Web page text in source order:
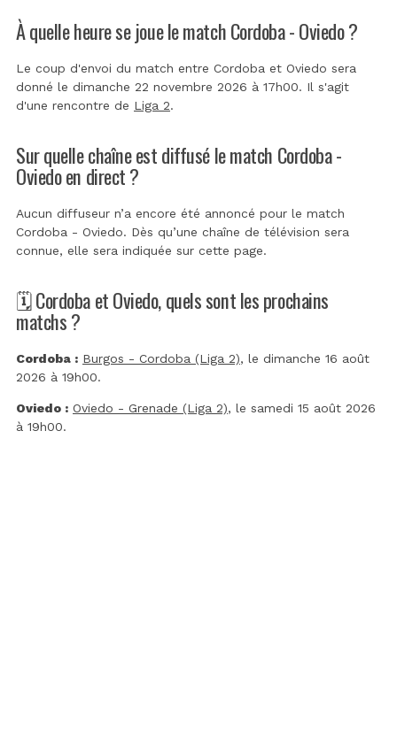
À quelle heure se joue le match Cordoba - Oviedo ?
Le coup d'envoi du match entre Cordoba et Oviedo sera
donné le dimanche 22 novembre 2026 à 17h00. Il s'agit
d'une rencontre de Liga 2.
Sur quelle chaîne est diffusé le match Cordoba -
Oviedo en direct ?
Aucun diffuseur n’a encore été annoncé pour le match
Cordoba - Oviedo. Dès qu’une chaîne de télévision sera
connue, elle sera indiquée sur cette page.
🗓️ Cordoba et Oviedo, quels sont les prochains
matchs ?
Cordoba : Burgos - Cordoba (Liga 2), le dimanche 16 août
2026 à 19h00.
Oviedo : Oviedo - Grenade (Liga 2), le samedi 15 août 2026
à 19h00.